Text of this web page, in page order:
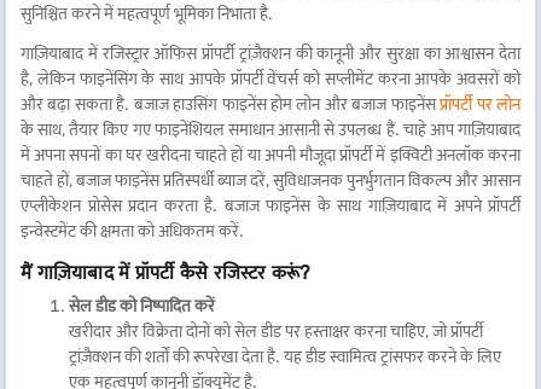
सुनिश्चित करने में महत्वपूर्ण भूमिका निभाता है.
गाज़ियाबाद में रजिस्ट्रार ऑफिस प्रॉपर्टी ट्रांज़ैक्शन की कानूनी और सुरक्षा का आश्वासन देता
है, लेकिन फाइनेंसिंग के साथ आपके प्रॉपर्टी वेंचर्स को सप्लीमेंट करना आपके अवसरों को
और बढ़ा सकता है. बजाज हाउसिंग फाइनेंस होम लोन और बजाज फाइनेंसप्रॉपर्टी पर लोन
के साथ, तैयार किए गए फाइनेंशियल समाधान आसानी से उपलब्ध हैं. चाहे आप गाज़ियाबाद
में अपना सपनों का घर खरीदना चाहते हों या अपनी मौजूदा प्रॉपर्टी में इक्विटी अनलॉक करना
चाहते हों, बजाज फाइनेंस प्रतिस्पर्धी ब्याज दरें, सुविधाजनक पुनर्भुगतान विकल्प और आसान
एप्लीकेशन प्रोसेस प्रदान करता है. बजाज फाइनेंस के साथ गाज़ियाबाद में अपने प्रॉपर्टी
इन्वेस्टमेंट की क्षमता को अधिकतम करें.
मैं गाज़ियाबाद में प्रॉपर्टी कैसे रजिस्टर करूं?
सेल डीड को निष्पादित करें
खरीदार और विक्रेता दोनों को सेल डीड पर हस्ताक्षर करना चाहिए, जो प्रॉपर्टी
ट्रांज़ैक्शन की शर्तों की रूपरेखा देता है. यह डीड स्वामित्व ट्रांसफर करने के लिए
एक महत्वपूर्ण कानूनी डॉक्यूमेंट है.